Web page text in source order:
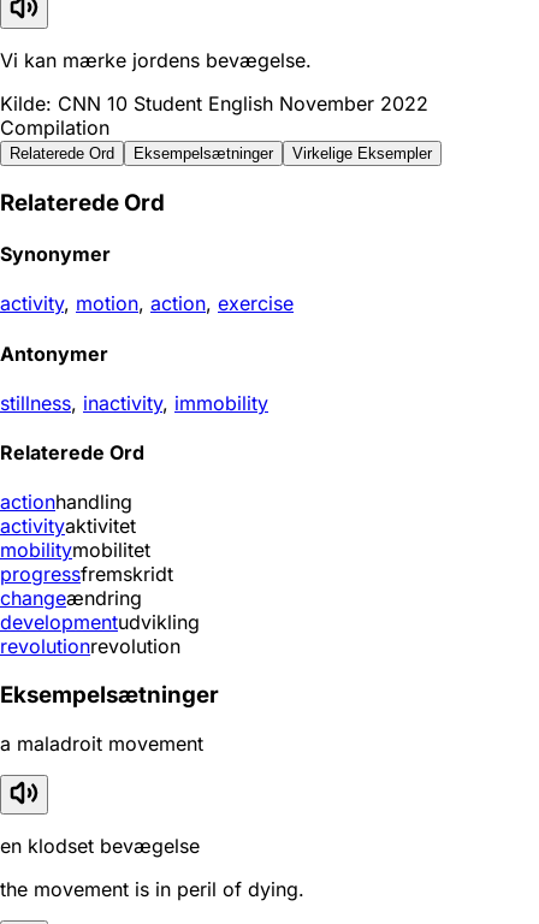
Vi kan mærke jordens bevægelse.
Kilde: CNN 10 Student English November 2022
Compilation
Relaterede Ord Eksempelsætninger Virkelige Eksempler
Relaterede Ord
Synonymer
activity, motion, action, exercise
Antonymer
stillness, inactivity, immobility
Relaterede Ord
actionhandling
activityaktivitet
mobilitymobilitet
progressfremskridt
changeændring
developmentudvikling
revolutionrevolution
Eksempelsætninger
a maladroit movement
en klodset bevægelse
the movement is in peril of dying.